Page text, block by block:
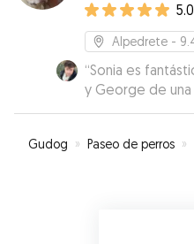
5.0
Alpedrete -
“Sonia es
y George de
felices con ella.”
Gudog » Paseo de perros »